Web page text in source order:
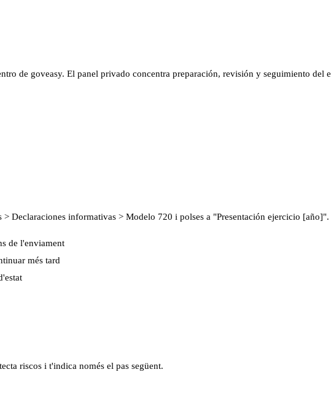
de goveasy. El panel privado concentra preparación, revisión y seguimiento del
> Declaraciones informativas > Modelo 720 i polses a "Presentación ejercicio [año]".
de l'enviament
més tard
riscos i t'indica només el pas següent.